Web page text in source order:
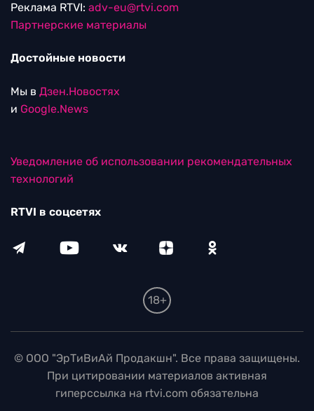
Реклама RTVI: adv-eu@rtvi.com
Партнерские материалы
Достойные новости
Мы в Дзен.Новостях
и Google.News
Уведомление об использовании рекомендательных
технологий
RTVI в соцсетях
18+
© ООО "ЭрТиВиАй Продакшн". Все права защищены.
При цитировании материалов активная
гиперссылка на rtvi.com обязательна